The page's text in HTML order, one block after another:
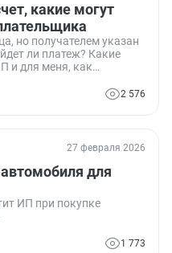
какие могут
но получателем указан
ли платеж? Какие
и для меня, как
2 576
27 февраля 2026
для
ИП при покупке
1 773